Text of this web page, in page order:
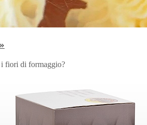
i fiori di formaggio?